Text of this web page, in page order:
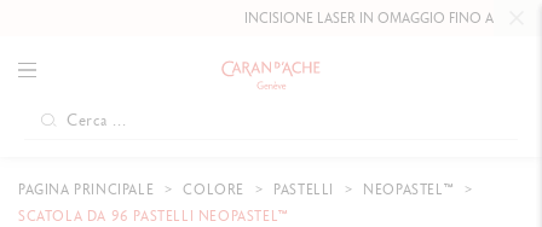
INCISIONE LASER IN OMAGGIO FINO AL10
PAGINA PRINCIPALE COLORE PASTELLI
NEOPASTEL™
SCATOLA DA 96 PASTELLI NEOPASTEL™